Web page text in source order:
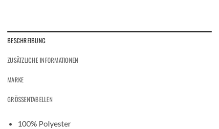
BESCHREIBUNG
ZUSÄTZLICHE INFORMATIONEN
MARKE
GRÖSSENTABELLEN
100% Polyester